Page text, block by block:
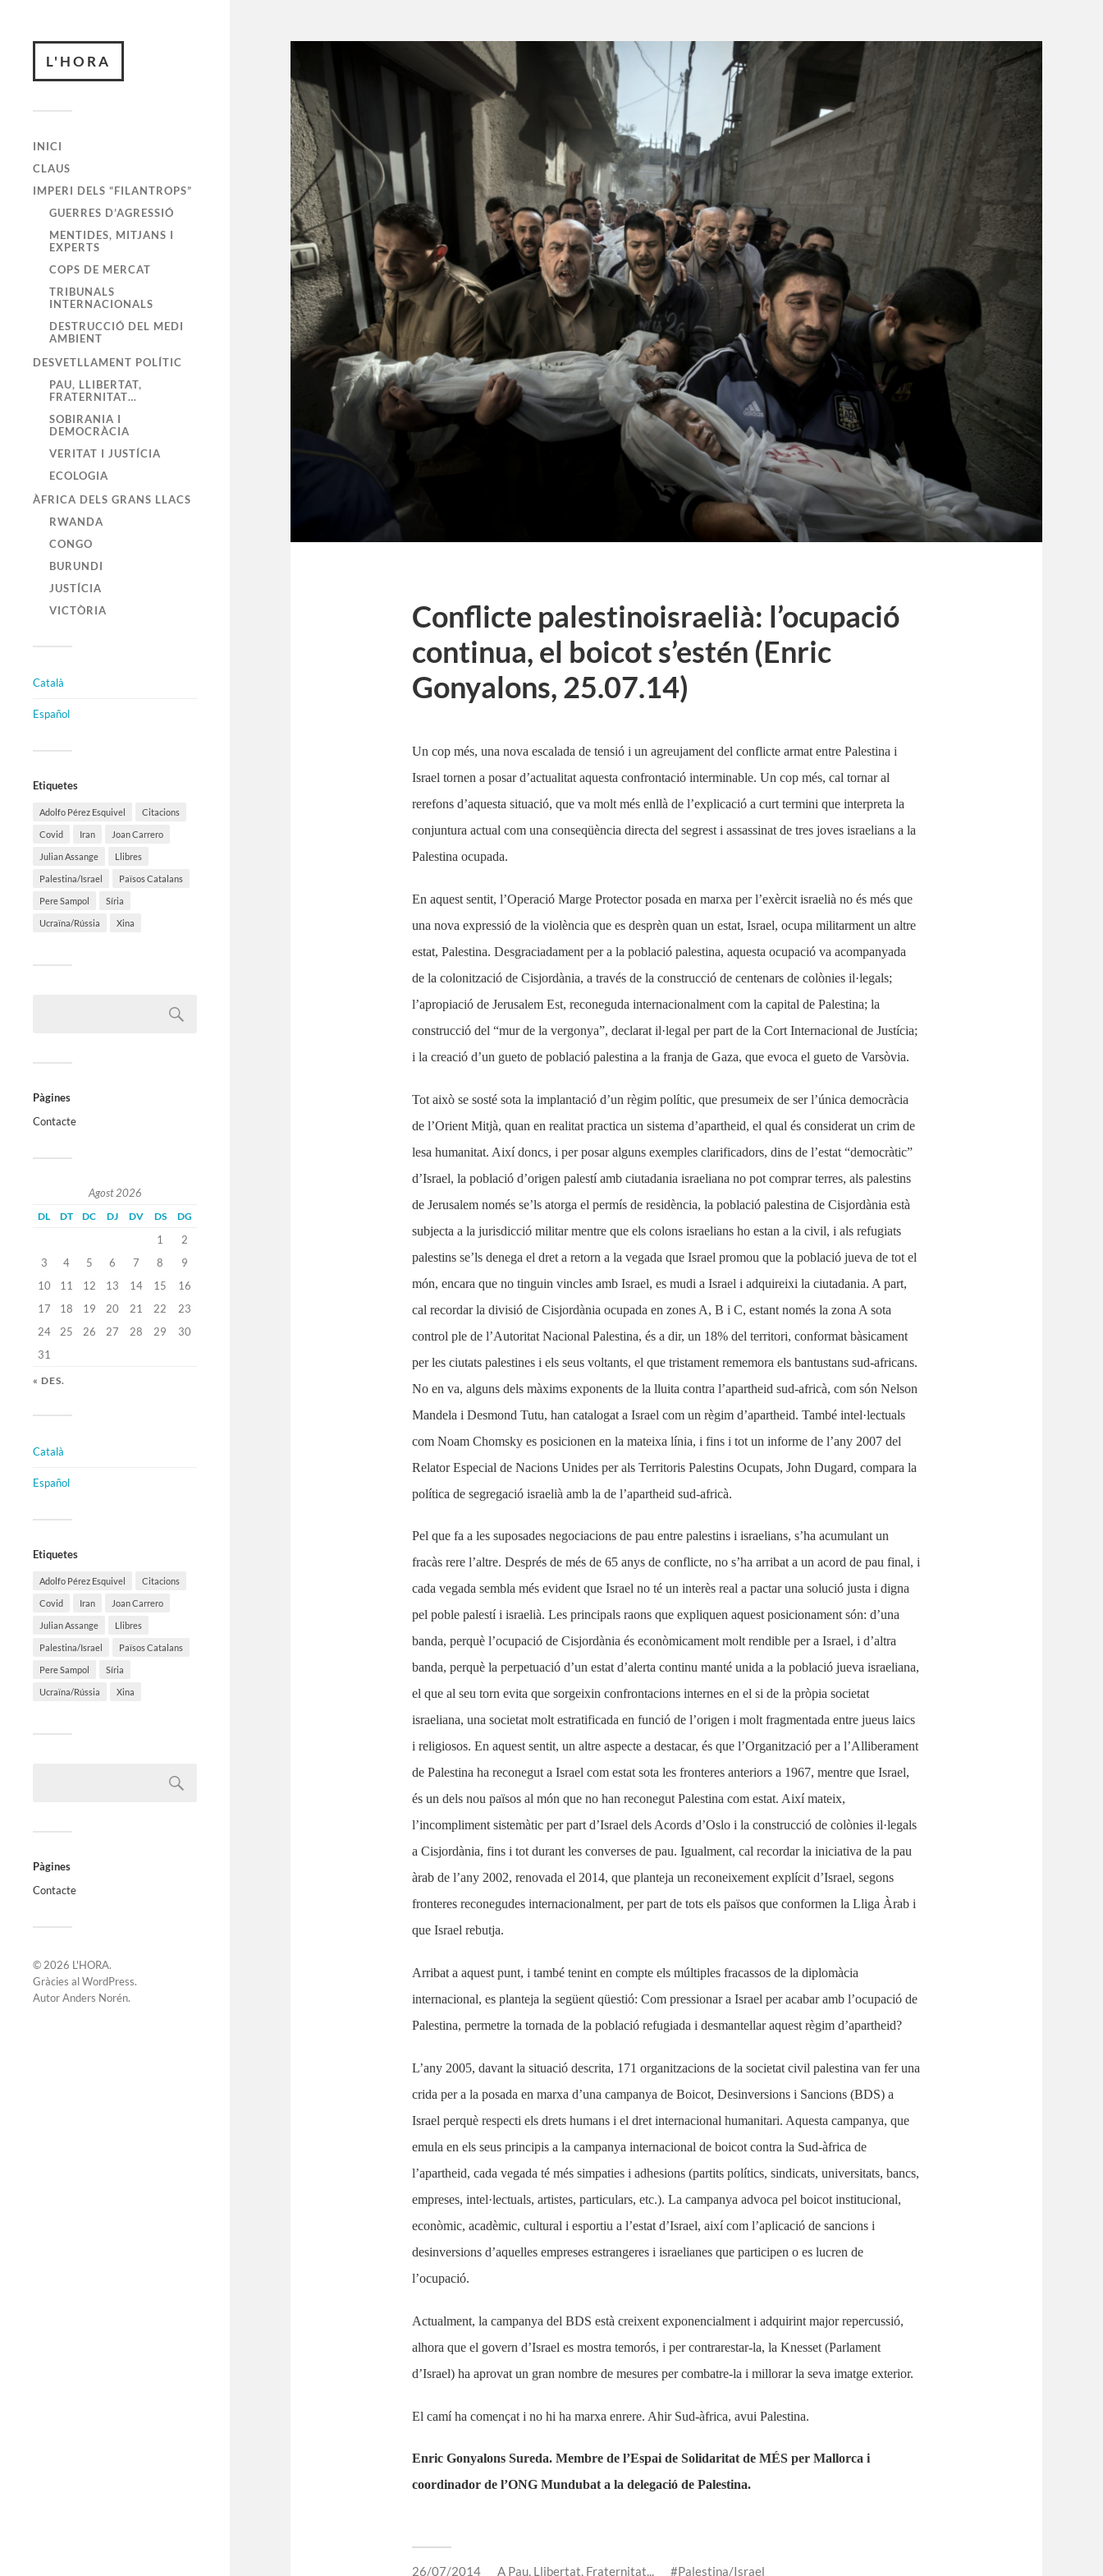
L'HORA
INICI
CLAUS
IMPERI DELS “FILANTROPS”
GUERRES D’AGRESSIÓ
MENTIDES, MITJANS I
EXPERTS
COPS DE MERCAT
TRIBUNALS
INTERNACIONALS
DESTRUCCIÓ DEL MEDI
AMBIENT
DESVETLLAMENT POLÍTIC
PAU, LLIBERTAT,
FRATERNITAT…
SOBIRANIA I
DEMOCRÀCIA
VERITAT I JUSTÍCIA
ECOLOGIA
ÀFRICA DELS GRANS LLACS
RWANDA
CONGO
BURUNDI
JUSTÍCIA
VICTÒRIA
Català
Español
Etiquetes
Adolfo Pérez Esquivel Citacions
Covid Iran Joan Carrero
Julian Assange Llibres
Palestina/Israel Països Catalans
Pere Sampol Síria
Ucraïna/Rússia Xina
Pàgines
Contacte
Agost 2026
DL DT DC DJ DV DS DG
1
2
3
4 5 6 7 8
9
10
11 12 13 14 15
16
17
18 19 20 21 22
23
24
25 26 27 28 29
30
31
« DES.
Català
Español
Etiquetes
Adolfo Pérez Esquivel Citacions
Covid Iran Joan Carrero
Julian Assange Llibres
Palestina/Israel Països Catalans
Pere Sampol Síria
Ucraïna/Rússia Xina
Pàgines
Contacte
© 2026 L'HORA.
Gràcies alWordPress.
AutorAnders Norén.
Conflicte palestinoisraelià: l’ocupació
continua, el boicot s’estén (Enric
Gonyalons, 25.07.14)
Un cop més, una nova escalada de tensió i un agreujament del conflicte armat entre Palestina i
Israel tornen a posar d’actualitat aquesta confrontació interminable. Un cop més, cal tornar al
rerefons d’aquesta situació, que va molt més enllà de l’explicació a curt termini que interpreta la
conjuntura actual com una conseqüència directa del segrest i assassinat de tres joves israelians a la
Palestina ocupada.
En aquest sentit, l’Operació Marge Protector posada en marxa per l’exèrcit israelià no és més que
una nova expressió de la violència que es desprèn quan un estat, Israel, ocupa militarment un altre
estat, Palestina. Desgraciadament per a la població palestina, aquesta ocupació va acompanyada
de la colonització de Cisjordània, a través de la construcció de centenars de colònies il·legals;
l’apropiació de Jerusalem Est, reconeguda internacionalment com la capital de Palestina; la
construcció del “mur de la vergonya”, declarat il·legal per part de la Cort Internacional de Justícia;
i la creació d’un gueto de població palestina a la franja de Gaza, que evoca el gueto de Varsòvia.
Tot això se sosté sota la implantació d’un règim polític, que presumeix de ser l’única democràcia
de l’Orient Mitjà, quan en realitat practica un sistema d’apartheid, el qual és considerat un crim de
lesa humanitat. Així doncs, i per posar alguns exemples clarificadors, dins de l’estat “democràtic”
d’Israel, la població d’origen palestí amb ciutadania israeliana no pot comprar terres, als palestins
de Jerusalem només se’ls atorga el permís de residència, la població palestina de Cisjordània està
subjecta a la jurisdicció militar mentre que els colons israelians ho estan a la civil, i als refugiats
palestins se’ls denega el dret a retorn a la vegada que Israel promou que la població jueva de tot el
món, encara que no tinguin vincles amb Israel, es mudi a Israel i adquireixi la ciutadania. A part,
cal recordar la divisió de Cisjordània ocupada en zones A, B i C, estant només la zona A sota
control ple de l’Autoritat Nacional Palestina, és a dir, un 18% del territori, conformat bàsicament
per les ciutats palestines i els seus voltants, el que tristament rememora els bantustans sud-africans.
No en va, alguns dels màxims exponents de la lluita contra l’apartheid sud-africà, com són Nelson
Mandela i Desmond Tutu, han catalogat a Israel com un règim d’apartheid. També intel·lectuals
com Noam Chomsky es posicionen en la mateixa línia, i fins i tot un informe de l’any 2007 del
Relator Especial de Nacions Unides per als Territoris Palestins Ocupats, John Dugard, compara la
política de segregació israelià amb la de l’apartheid sud-africà.
Pel que fa a les suposades negociacions de pau entre palestins i israelians, s’ha acumulant un
fracàs rere l’altre. Després de més de 65 anys de conflicte, no s’ha arribat a un acord de pau final, i
cada vegada sembla més evident que Israel no té un interès real a pactar una solució justa i digna
pel poble palestí i israelià. Les principals raons que expliquen aquest posicionament són: d’una
banda, perquè l’ocupació de Cisjordània és econòmicament molt rendible per a Israel, i d’altra
banda, perquè la perpetuació d’un estat d’alerta continu manté unida a la població jueva israeliana,
el que al seu torn evita que sorgeixin confrontacions internes en el si de la pròpia societat
israeliana, una societat molt estratificada en funció de l’origen i molt fragmentada entre jueus laics
i religiosos. En aquest sentit, un altre aspecte a destacar, és que l’Organització per a l’Alliberament
de Palestina ha reconegut a Israel com estat sota les fronteres anteriors a 1967, mentre que Israel,
és un dels nou països al món que no han reconegut Palestina com estat. Així mateix,
l’incompliment sistemàtic per part d’Israel dels Acords d’Oslo i la construcció de colònies il·legals
a Cisjordània, fins i tot durant les converses de pau. Igualment, cal recordar la iniciativa de la pau
àrab de l’any 2002, renovada el 2014, que planteja un reconeixement explícit d’Israel, segons
fronteres reconegudes internacionalment, per part de tots els països que conformen la Lliga Àrab i
que Israel rebutja.
Arribat a aquest punt, i també tenint en compte els múltiples fracassos de la diplomàcia
internacional, es planteja la següent qüestió: Com pressionar a Israel per acabar amb l’ocupació de
Palestina, permetre la tornada de la població refugiada i desmantellar aquest règim d’apartheid?
L’any 2005, davant la situació descrita, 171 organitzacions de la societat civil palestina van fer una
crida per a la posada en marxa d’una campanya de Boicot, Desinversions i Sancions (BDS) a
Israel perquè respecti els drets humans i el dret internacional humanitari. Aquesta campanya, que
emula en els seus principis a la campanya internacional de boicot contra la Sud-àfrica de
l’apartheid, cada vegada té més simpaties i adhesions (partits polítics, sindicats, universitats, bancs,
empreses, intel·lectuals, artistes, particulars, etc.). La campanya advoca pel boicot institucional,
econòmic, acadèmic, cultural i esportiu a l’estat d’Israel, així com l’aplicació de sancions i
desinversions d’aquelles empreses estrangeres i israelianes que participen o es lucren de
l’ocupació.
Actualment, la campanya del BDS està creixent exponencialment i adquirint major repercussió,
alhora que el govern d’Israel es mostra temorós, i per contrarestar-la, la Knesset (Parlament
d’Israel) ha aprovat un gran nombre de mesures per combatre-la i millorar la seva imatge exterior.
El camí ha començat i no hi ha marxa enrere. Ahir Sud-àfrica, avui Palestina.
Enric Gonyalons Sureda. Membre de l’Espai de Solidaritat de MÉS per Mallorca i
coordinador de l’ONG Mundubat a la delegació de Palestina.
26/07/2014 A Pau, Llibertat, Fraternitat... Palestina/Israel